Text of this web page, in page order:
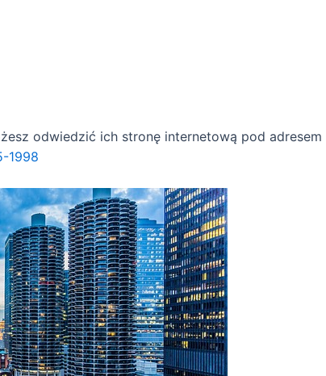
odwiedzić ich stronę internetową pod adresem
1998